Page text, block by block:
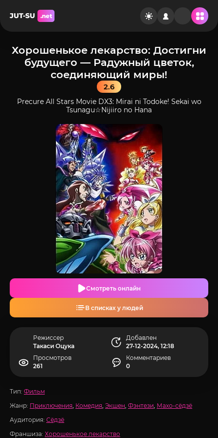
JUT-SU .net
Хорошенькое лекарство: Достигни
будущего — Радужный цветок,
соединяющий миры!
2.6
Precure All Stars Movie DX3: Mirai ni Todoke! Sekai wo
Tsunagu☆Nijiiro no Hana
Смотреть онлайн
В списках у людей
Режиссер
Такаси Оцука
Добавлен
27-12-2024, 12:18
Просмотров
261
Комментариев
0
Тип: Фильм
Жанр: Приключения, Комедия, Экшен, Фэнтези, Махо-сёдзё
Аудитория: Сёдзё
Франшиза: Хорошенькое лекарство